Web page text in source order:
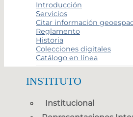
Introducción
Servicios
Citar información
Reglamento
Historia
Colecciones digitales
Catálogo en línea
INSTITUTO
Institucional